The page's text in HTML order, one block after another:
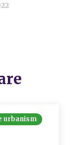
urbanism